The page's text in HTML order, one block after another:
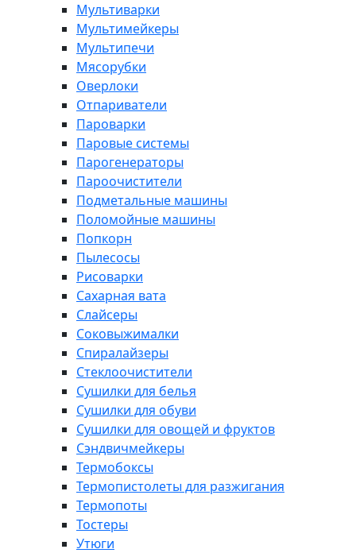
Мультиварки
Мультимейкеры
Мультипечи
Мясорубки
Оверлоки
Отпариватели
Пароварки
Паровые системы
Парогенераторы
Пароочистители
Подметальные машины
Поломойные машины
Попкорн
Пылесосы
Рисоварки
Сахарная вата
Слайсеры
Соковыжималки
Спиралайзеры
Стеклоочистители
Сушилки для белья
Сушилки для обуви
Сушилки для овощей и фруктов
Сэндвичмейкеры
Термобоксы
Термопистолеты для разжигания
Термопоты
Тостеры
Утюги